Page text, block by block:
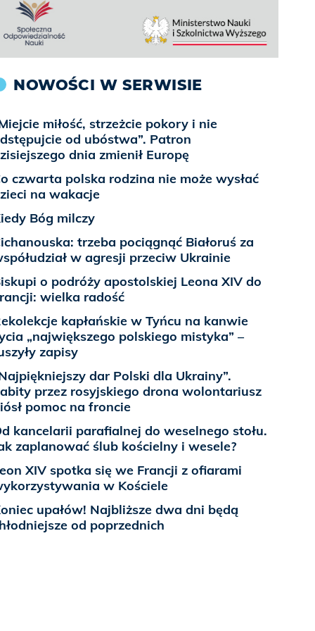
NOWOŚCI W SERWISIE
miłość, strzeżcie pokory i nie
od ubóstwa”. Patron
dnia zmienił Europę
czwarta polska rodzina nie może wysłać
na wakacje
Bóg milczy
trzeba pociągnąć Białoruś za
w agresji przeciw Ukrainie
o podróży apostolskiej Leona XIV do
wielka radość
kapłańskie w Tyńcu na kanwie
„największego polskiego mistyka” –
zapisy
dar Polski dla Ukrainy”.
przez rosyjskiego drona wolontariusz
pomoc na froncie
kancelarii parafialnej do weselnego stołu.
zaplanować ślub kościelny i wesele?
XIV spotka się we Francji z ofiarami
w Kościele
upałów! Najbliższe dwa dni będą
od poprzednich